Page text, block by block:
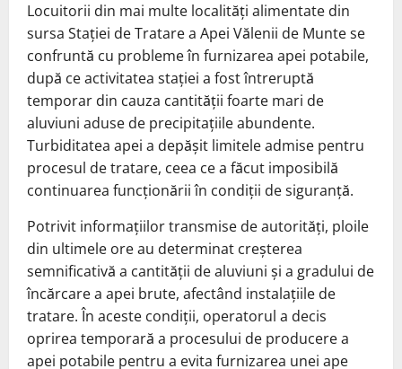
Locuitorii din mai multe localități alimentate din
sursa Stației de Tratare a Apei Vălenii de Munte se
confruntă cu probleme în furnizarea apei potabile,
după ce activitatea stației a fost întreruptă
temporar din cauza cantității foarte mari de
aluviuni aduse de precipitațiile abundente.
Turbiditatea apei a depășit limitele admise pentru
procesul de tratare, ceea ce a făcut imposibilă
continuarea funcționării în condiții de siguranță.
Potrivit informațiilor transmise de autorități, ploile
din ultimele ore au determinat creșterea
semnificativă a cantității de aluviuni și a gradului de
încărcare a apei brute, afectând instalațiile de
tratare. În aceste condiții, operatorul a decis
oprirea temporară a procesului de producere a
apei potabile pentru a evita furnizarea unei ape